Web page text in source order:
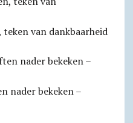
van dankbaarheid
nader bekeken –